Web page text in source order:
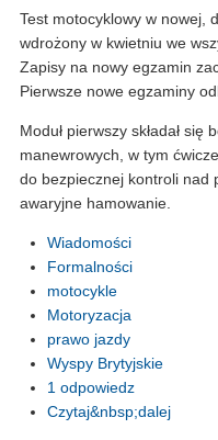
Test motocyklowy w nowej,
wdrożony w kwietniu we
Zapisy na nowy egzamin
Pierwsze nowe egzaminy
Moduł pierwszy składał
manewrowych, w tym
do bezpiecznej kontroli nad
awaryjne hamowanie.
Wiadomości
Formalności
motocykle
Motoryzacja
prawo jazdy
Wyspy Brytyjskie
1 odpowiedz
Czytaj&nbsp;dalej